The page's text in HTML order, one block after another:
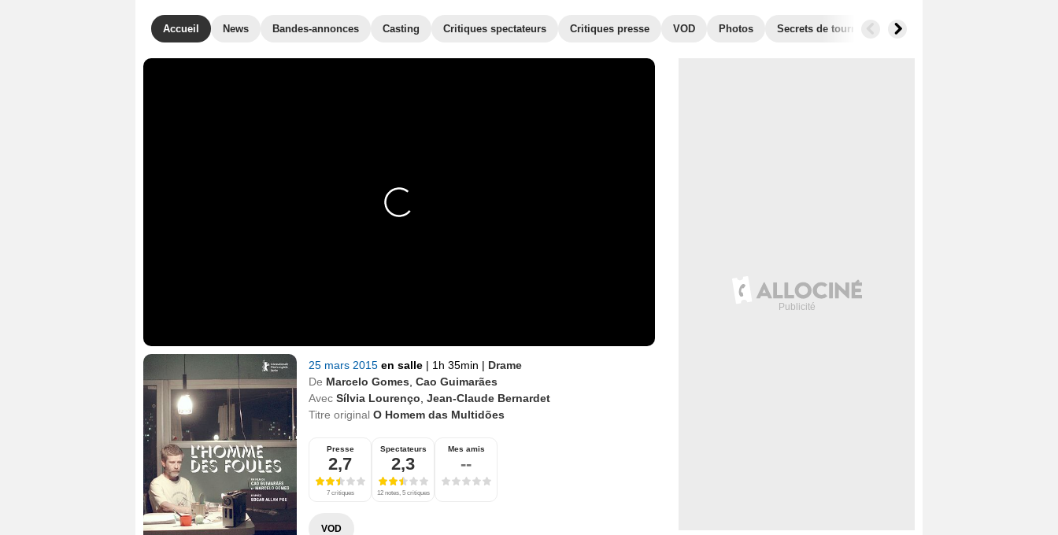
Accueil News Bandes-annonces Casting Critiques spectateurs Critiques presse VOD Photos Secrets de tournage Box Office
25 mars 2015 en salle | 1h 35min | Drame
De Marcelo Gomes Cao Guimarães
Avec Sílvia Lourenço Jean-Claude Bernardet
Titre original O Homem das Multidões
Presse
2,7
7 critiques
Spectateurs
2,3
12 notes, 5 critiques
Mes amis
--
VOD